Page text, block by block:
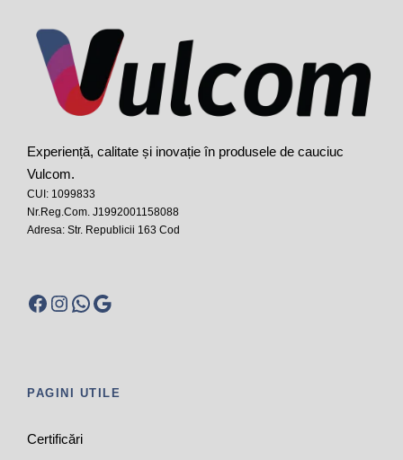
Experiență, calitate și inovație în produsele de cauciuc
Vulcom.
CUI: 1099833
Nr.Reg.Com. J1992001158088
Adresa: Str. Republicii 163 Cod
Facebook Instagram WhatsApp Google
PAGINI UTILE
Certificări